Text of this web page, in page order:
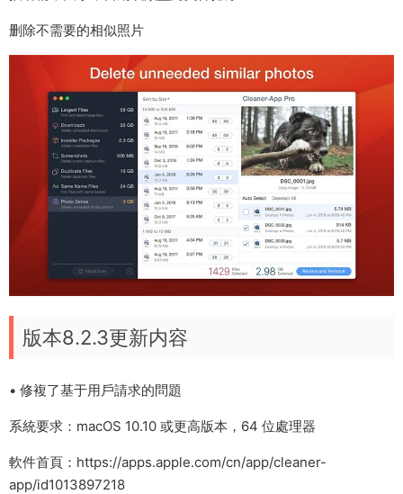
删除不需要的相似照片
版本8.2.3更新内容
• 修複了基于用戶請求的問題
系統要求：macOS 10.10 或更高版本，64 位處理器
軟件首頁：https://apps.apple.com/cn/app/cleaner-
app/id1013897218